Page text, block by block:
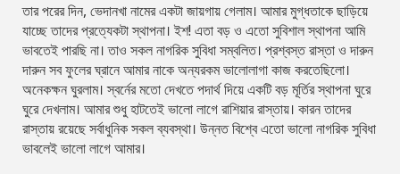
তার পরের দিন, ভেদানখা নামের একটা জায়গায় গেলাম। আমার মুগ্ধতাকে ছাড়িয়ে
যাচ্ছে তাদের প্রত্যেকটা স্থাপনা। ইশ! এতা বড় ও এতো সুবিশাল স্থাপনা আমি
ভাবতেই পারছি না। তাও সকল নাগরিক সুবিধা সম্বলিত। প্রশ্বস্ত রাস্তা ও দারুন
দারুন সব ফুলের ঘ্রানে আমার নাকে অন্যরকম ভালোলাগা কাজ করতেছিলো।
অনেকক্ষন ঘুরলাম। স্বর্নের মতো দেখতে পদার্থ দিয়ে একটি বড় মূর্তির স্থাপনা ঘুরে
ঘুরে দেখলাম। আমার শুধু হাটতেই ভালো লাগে রাশিয়ার রাস্তায়। কারন তাদের
রাস্তায় রয়েছে সর্বাধুনিক সকল ব্যবস্থা। উন্নত বিশ্বে এতো ভালো নাগরিক সুবিধা
ভাবলেই ভালো লাগে আমার।